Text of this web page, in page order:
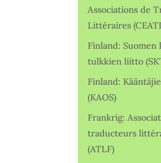
Associations de
Littéraires
Finland: Suomen
tulkkien liitto
Finland:
(KAOS)
Frankrig:
traducteurs
(ATLF)